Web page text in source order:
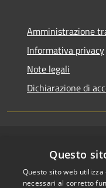
Amministrazione
Informativa privacy
Note legali
Dichiarazione di
Accessibilità
Privacy
Questo
Questo sito web
necessari al corretto